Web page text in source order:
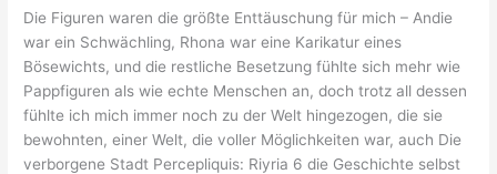
Die Figuren waren die größte Enttäuschung für mich – Andie
war ein Schwächling, Rhona war eine Karikatur eines
Bösewichts, und die restliche Besetzung fühlte sich mehr wie
Pappfiguren als wie echte Menschen an, doch trotz all dessen
fühlte ich mich immer noch zu der Welt hingezogen, die sie
bewohnten, einer Welt, die voller Möglichkeiten war, auch Die
verborgene Stadt Percepliquis: Riyria 6 die Geschichte selbst